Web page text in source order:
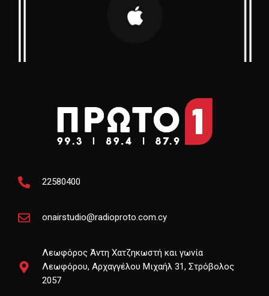
22580400
onairstudio@radioproto.com.cy
Λεωφόρος Άντη Χατζηκωστή και γωνία
Λεωφόρου, Αρχαγγέλου Μιχαήλ 31, Στρόβολος
2057